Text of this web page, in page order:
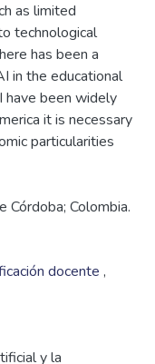
as limited
technological
has been a
in the educational
been widely
it is necessary
particularities
Córdoba; Colombia.
docente ,
y la